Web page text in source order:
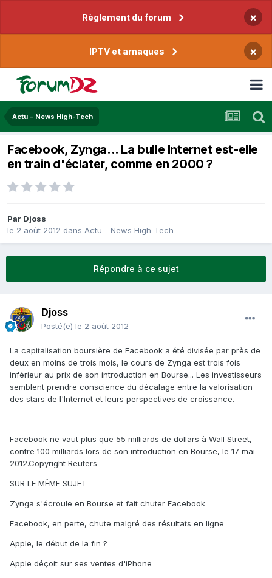
Règlement du forum ×
IPTV et arnaques ×
Actu - News High-Tech
Facebook, Zynga... La bulle Internet est-elle
en train d'éclater, comme en 2000 ?
Par Djoss
le 2 août 2012 dans Actu - News High-Tech
Répondre à ce sujet
Djoss
Posté(e) le 2 août 2012
La capitalisation boursière de Facebook a été divisée par près de
deux en moins de trois mois, le cours de Zynga est trois fois
inférieur au prix de son introduction en Bourse... Les investisseurs
semblent prendre conscience du décalage entre la valorisation
des stars de l'Internet et leurs perspectives de croissance.
Facebook ne vaut plus que 55 milliards de dollars à Wall Street,
contre 100 milliards lors de son introduction en Bourse, le 17 mai
2012.Copyright Reuters
SUR LE MÊME SUJET
Zynga s'écroule en Bourse et fait chuter Facebook
Facebook, en perte, chute malgré des résultats en ligne
Apple, le début de la fin ?
Apple déçoit sur ses ventes d'iPhone